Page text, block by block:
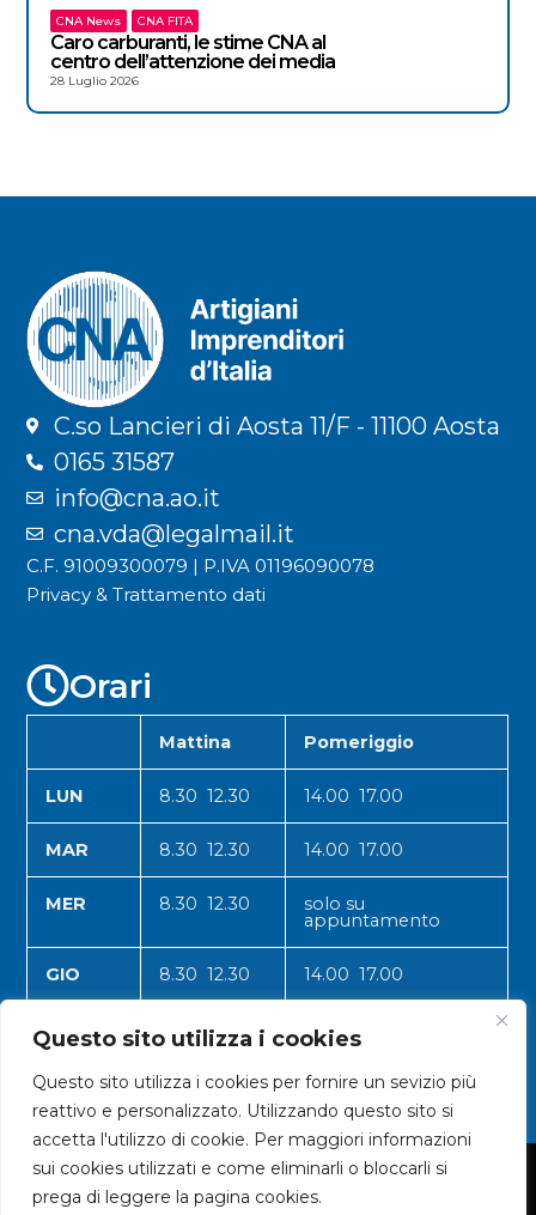
Questo sito utilizza i cookies
Questo sito utilizza i cookies per fornire un sevizio più
reattivo e personalizzato. Utilizzando questo sito si
accetta l'utilizzo di cookie. Per maggiori informazioni
sui cookies utilizzati e come eliminarli o bloccarli si
prega di leggere la pagina cookies.
CNA News CNA FITA
Caro carburanti, le stime CNA al
centro dell’attenzione dei media
28 Luglio 2026
C.so Lancieri di Aosta 11/F - 11100 Aosta
0165 31587
info@cna.ao.it
cna.vda@legalmail.it
C.F. 91009300079 | P.IVA 01196090078
Privacy & Trattamento dati
Orari
Mattina Pomeriggio
LUN 8.30 12.30 14.00 17.00
MAR 8.30 12.30 14.00 17.00
MER 8.30 12.30 solo su
appuntamento
GIO 8.30 12.30 14.00 17.00
VEN 8.30 12.30 14.00 17.00